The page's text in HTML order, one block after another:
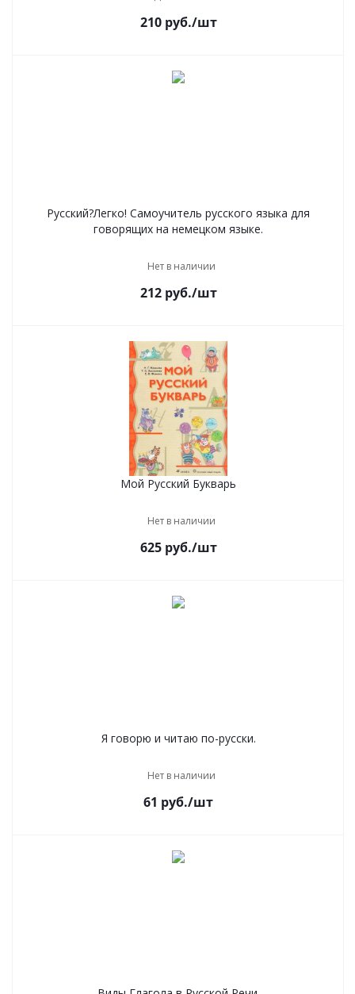
210руб./шт
Русский?Легко! Самоучитель русского языка для
говорящих на немецком языке.
Нет в наличии
212руб./шт
Мой Русский Букварь
Нет в наличии
625руб./шт
Я говорю и читаю по-русски.
Нет в наличии
61 руб./шт